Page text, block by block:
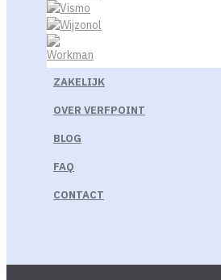
ZAKELIJK
OVER VERFPOINT
BLOG
FAQ
CONTACT